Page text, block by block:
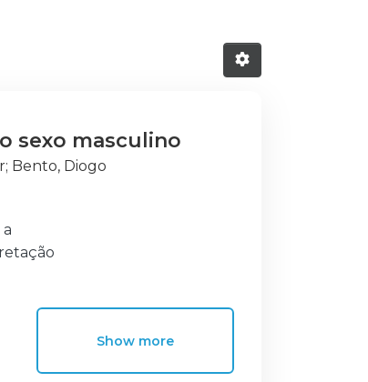
sexo masculino
; Bento, Diogo
Show more